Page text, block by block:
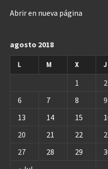
Abrir en nueva página
agosto 2018
L M X J
1 2
6
7 8 9
13
14 15
20
21 22
27
28 29